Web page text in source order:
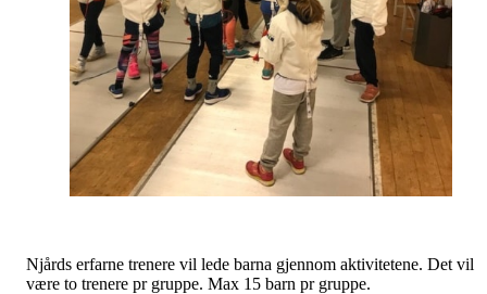
Njårds erfarne trenere vil lede barna gjennom aktivitetene. Det vil
være to trenere pr gruppe. Max 15 barn pr gruppe.